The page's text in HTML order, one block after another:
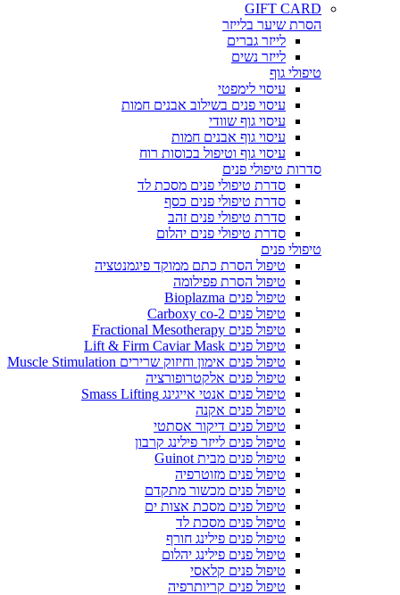
GIFT CARD
הסרת שיער בלייזר
לייזר גברים
לייזר נשים
טיפולי גוף
עיסוי לימפטי
עיסוי פנים בשילוב אבנים חמות
עיסוי גוף שוודי
עיסוי גוף אבנים חמות
עיסוי גוף וטיפול בכוסות רוח
סדרות טיפולי פנים
סדרת טיפולי פנים מסכת לד
סדרת טיפולי פנים כסף
סדרת טיפולי פנים זהב
סדרת טיפולי פנים יהלום
טיפולי פנים
טיפול הסרת כתם ממוקד פיגמנטציה
טיפול הסרת פפילומה
טיפול פנים Bioplazma
טיפול פנים Carboxy co-2
טיפול פנים Fractional Mesotherapy
טיפול פנים Lift & Firm Caviar Mask
טיפול פנים אימון וחיזוק שרירים Muscle Stimulation
טיפול פנים אלקטרופורציה
טיפול פנים אנטי אייגינג Smass Lifting
טיפול פנים אקנה
טיפול פנים דיקור אסתטי
טיפול פנים לייזר פילינג קרבון
טיפול פנים מבית Guinot
טיפול פנים מזוטרפיה
טיפול פנים מכשור מתקדם
טיפול פנים מסכת אצות ים
טיפול פנים מסכת לד
טיפול פנים פילינג חורף
טיפול פנים פילינג יהלום
טיפול פנים קלאסי
טיפול פנים קריותרפיה